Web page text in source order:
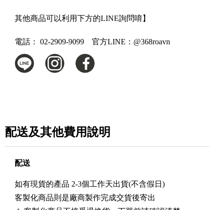
其他商品可以利用下方的LINE詢問唷】
電話： 02-2909-9099 官方LINE：@368roavn
配送及其他費用說明
配送
如有現貨的產品 2-3個工作天出貨(不含假日)
客製化商品則是廠商製作完成交貨後寄出